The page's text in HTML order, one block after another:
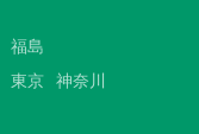
福島
東京 神奈川